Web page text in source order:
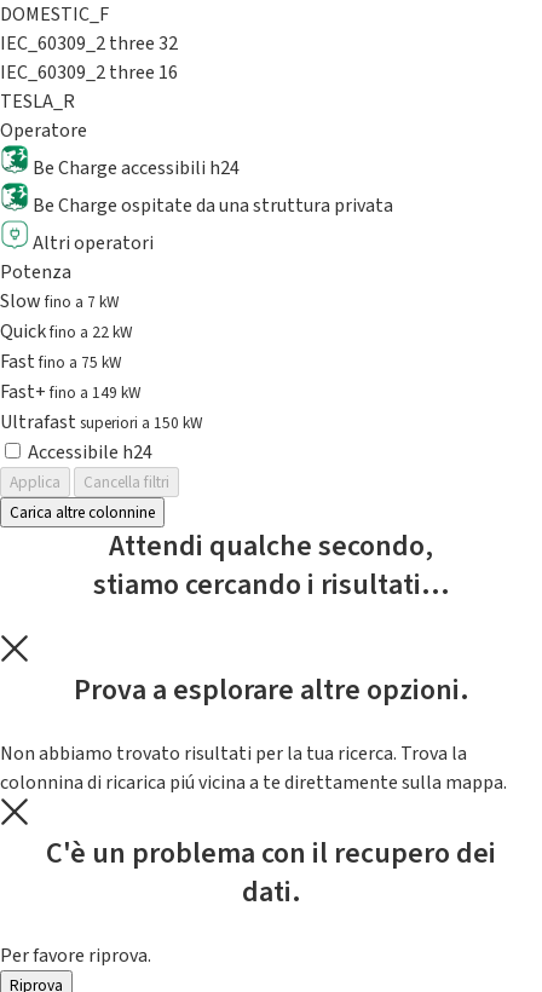
DOMESTIC_F
IEC_60309_2 three 32
IEC_60309_2 three 16
TESLA_R
Operatore
Be Charge accessibili h24
Be Charge ospitate da una struttura privata
Altri operatori
Potenza
Slowfino a 7 kW
Quickfino a 22 kW
Fastfino a 75 kW
Fast+fino a 149 kW
Ultrafast superiori a 150 kW
Accessibile h24
Applica
Cancella filtri
Carica altre colonnine
Attendi qualche secondo,
stiamo cercando i risultati...
Prova a esplorare altre opzioni.
Non abbiamo trovato risultati per la tua ricerca. Trova la
colonnina di ricarica piú vicina a te direttamente sulla mappa.
C'è un problema con il recupero dei
dati.
Per favore riprova.
Riprova